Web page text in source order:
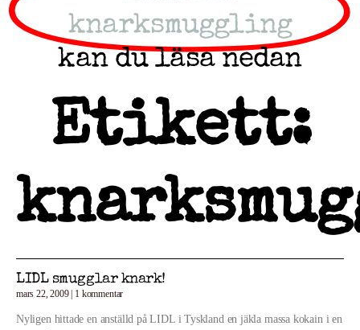
knarksmuggling
kan du läsa nedan
Etikett:
LIDL smugglar knark!
mars 22, 2009 1 kommentar
Nyligen hittade en anställd på LIDL i Tyskland en jäkla massa kokain i en